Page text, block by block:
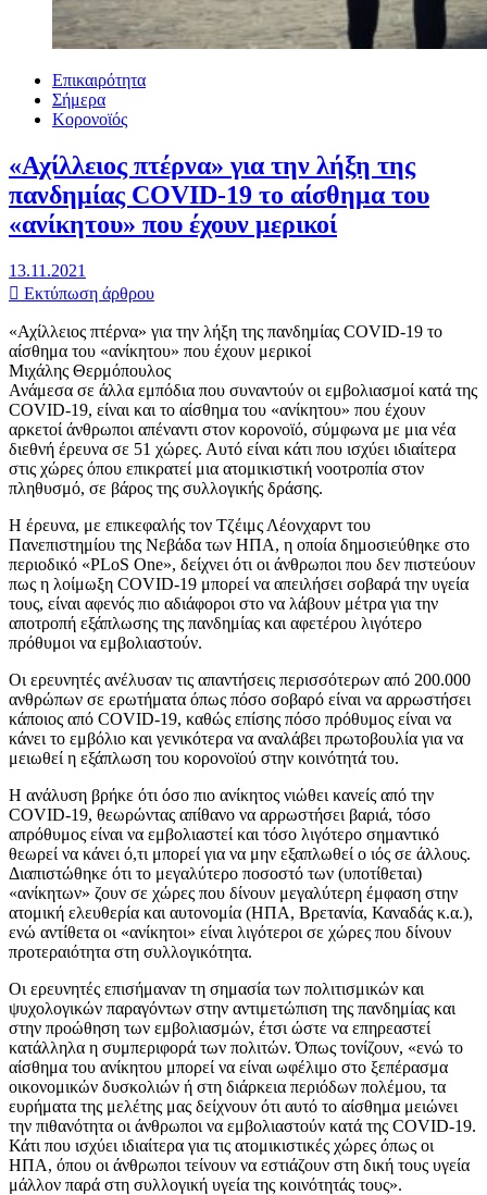
Επικαιρότητα
Σήμερα
Κορονοϊός
«Αχίλλειος πτέρνα» για την λήξη της
πανδημίας COVID-19 το αίσθημα του
«ανίκητου» που έχουν μερικοί
13.11.2021
Εκτύπωση άρθρου
«Αχίλλειος πτέρνα» για την λήξη της πανδημίας COVID-19 το
αίσθημα του «ανίκητου» που έχουν μερικοί
Μιχάλης Θερμόπουλος
Ανάμεσα σε άλλα εμπόδια που συναντούν οι εμβολιασμοί κατά της
COVID-19, είναι και το αίσθημα του «ανίκητου» που έχουν
αρκετοί άνθρωποι απέναντι στον κορονοϊό, σύμφωνα με μια νέα
διεθνή έρευνα σε 51 χώρες. Αυτό είναι κάτι που ισχύει ιδιαίτερα
στις χώρες όπου επικρατεί μια ατομικιστική νοοτροπία στον
πληθυσμό, σε βάρος της συλλογικής δράσης.
Η έρευνα, με επικεφαλής τον Τζέιμς Λέονχαρντ του
Πανεπιστημίου της Νεβάδα των ΗΠΑ, η οποία δημοσιεύθηκε στο
περιοδικό «PLoS One», δείχνει ότι οι άνθρωποι που δεν πιστεύουν
πως η λοίμωξη COVID-19 μπορεί να απειλήσει σοβαρά την υγεία
τους, είναι αφενός πιο αδιάφοροι στο να λάβουν μέτρα για την
αποτροπή εξάπλωσης της πανδημίας και αφετέρου λιγότερο
πρόθυμοι να εμβολιαστούν.
Οι ερευνητές ανέλυσαν τις απαντήσεις περισσότερων από 200.000
ανθρώπων σε ερωτήματα όπως πόσο σοβαρό είναι να αρρωστήσει
κάποιος από COVID-19, καθώς επίσης πόσο πρόθυμος είναι να
κάνει το εμβόλιο και γενικότερα να αναλάβει πρωτοβουλία για να
μειωθεί η εξάπλωση του κορονοϊού στην κοινότητά του.
Η ανάλυση βρήκε ότι όσο πιο ανίκητος νιώθει κανείς από την
COVID-19, θεωρώντας απίθανο να αρρωστήσει βαριά, τόσο
απρόθυμος είναι να εμβολιαστεί και τόσο λιγότερο σημαντικό
θεωρεί να κάνει ό,τι μπορεί για να μην εξαπλωθεί ο ιός σε άλλους.
Διαπιστώθηκε ότι το μεγαλύτερο ποσοστό των (υποτίθεται)
«ανίκητων» ζουν σε χώρες που δίνουν μεγαλύτερη έμφαση στην
ατομική ελευθερία και αυτονομία (ΗΠΑ, Βρετανία, Καναδάς κ.α.),
ενώ αντίθετα οι «ανίκητοι» είναι λιγότεροι σε χώρες που δίνουν
προτεραιότητα στη συλλογικότητα.
Οι ερευνητές επισήμαναν τη σημασία των πολιτισμικών και
ψυχολογικών παραγόντων στην αντιμετώπιση της πανδημίας και
στην προώθηση των εμβολιασμών, έτσι ώστε να επηρεαστεί
κατάλληλα η συμπεριφορά των πολιτών. Όπως τονίζουν, «ενώ το
αίσθημα του ανίκητου μπορεί να είναι ωφέλιμο στο ξεπέρασμα
οικονομικών δυσκολιών ή στη διάρκεια περιόδων πολέμου, τα
ευρήματα της μελέτης μας δείχνουν ότι αυτό το αίσθημα μειώνει
την πιθανότητα οι άνθρωποι να εμβολιαστούν κατά της COVID-19.
Κάτι που ισχύει ιδιαίτερα για τις ατομικιστικές χώρες όπως οι
ΗΠΑ, όπου οι άνθρωποι τείνουν να εστιάζουν στη δική τους υγεία
μάλλον παρά στη συλλογική υγεία της κοινότητάς τους».